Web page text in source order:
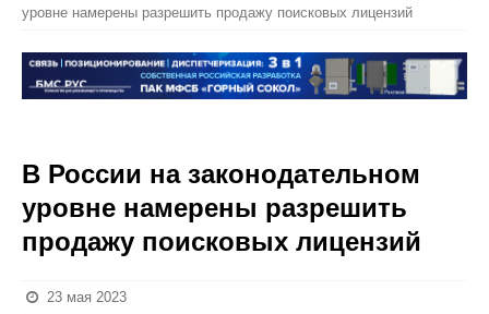
уровне намерены разрешить продажу поисковых лицензий
В России на законодательном
уровне намерены разрешить
продажу поисковых лицензий
23 мая 2023